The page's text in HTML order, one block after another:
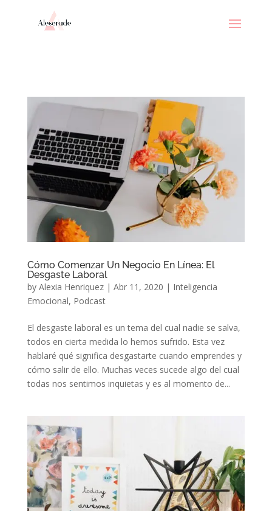
Cómo Comenzar Un Negocio En Línea: El
Desgaste Laboral
by Alexia Henriquez| Abr 11, 2020 | Inteligencia
Emocional, Podcast
El desgaste laboral es un tema del cual nadie se salva,
todos en cierta medida lo hemos sufrido. Esta vez
hablaré qué significa desgastarte cuando emprendes y
cómo salir de ello. Muchas veces sucede algo del cual
todas nos sentimos inquietas y es al momento de...